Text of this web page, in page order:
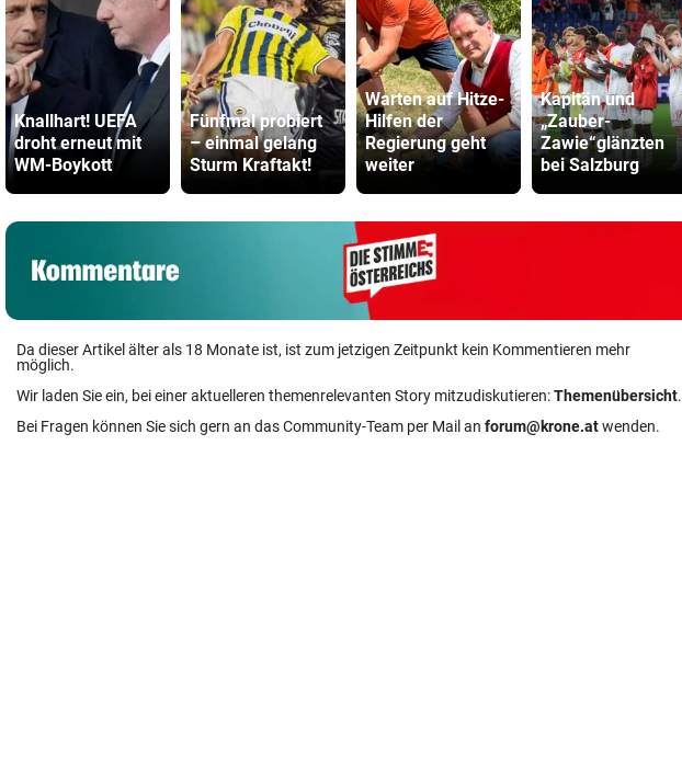
Knallhart! UEFA
droht erneut mit
WM-Boykott
Fünfmal probiert
– einmal gelang
Sturm Kraftakt!
Warten auf Hitze-
Hilfen der
Regierung geht
weiter
Kapitän und
„Zauber-
Zawie“glänzten
bei Salzburg
Da dieser Artikel älter als 18 Monate ist, ist zum jetzigen Zeitpunkt kein Kommentieren mehr
möglich.
Wir laden Sie ein, bei einer aktuelleren themenrelevanten Story mitzudiskutieren:Themenübersicht.
Bei Fragen können Sie sich gern an das Community-Team per Mail an forum@krone.atwenden.